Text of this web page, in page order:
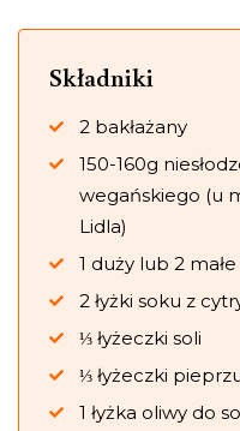
Składniki
2 bakłażany
150-160g
wegańskiego (u
Lidla)
1 duży lub 2
2 łyżki soku z
⅓ łyżeczki soli
⅓ łyżeczki
1 łyżka oliwy do